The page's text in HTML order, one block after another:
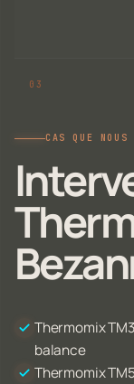
CAS QUE NOUS
Thermomix
balance
Thermomix